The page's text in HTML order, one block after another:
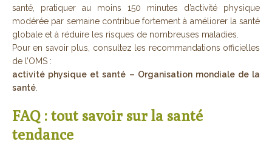
santé, pratiquer au moins 150 minutes d’activité physique
modérée par semaine contribue fortement à améliorer la santé
globale et à réduire les risques de nombreuses maladies.
Pour en savoir plus, consultez les recommandations officielles
de l’OMS :
activité physique et santé – Organisation mondiale de la
santé
FAQ : tout savoir sur la santé
tendance